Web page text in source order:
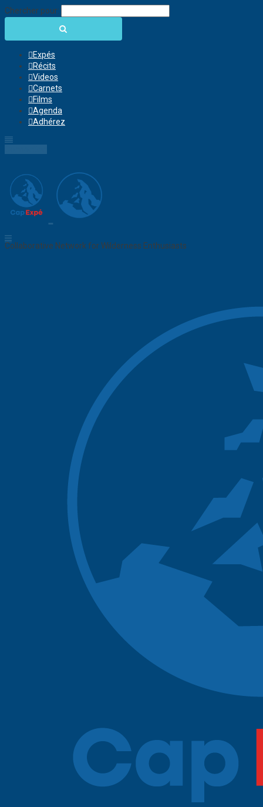
Chercher pour:
Expés
Récits
Videos
Carnets
Films
Agenda
Adhérez
Collaborative Network for Wilderness Enthusiasts